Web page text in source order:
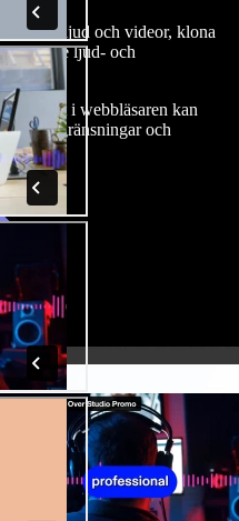
bilder, ljud och videor, klona
ljud- och
i webbläsaren kan
begränsningar och